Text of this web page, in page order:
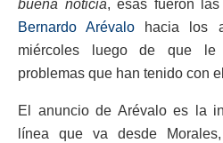
buena noticia, esas fueron
Bernardo Arévalo hacia los
miércoles luego de que le
problemas que han tenido con
El anuncio de Arévalo es la
línea que va desde